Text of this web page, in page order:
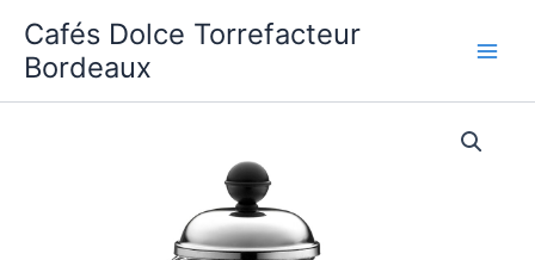
contenu
Cafés Dolce Torrefacteur
Bordeaux